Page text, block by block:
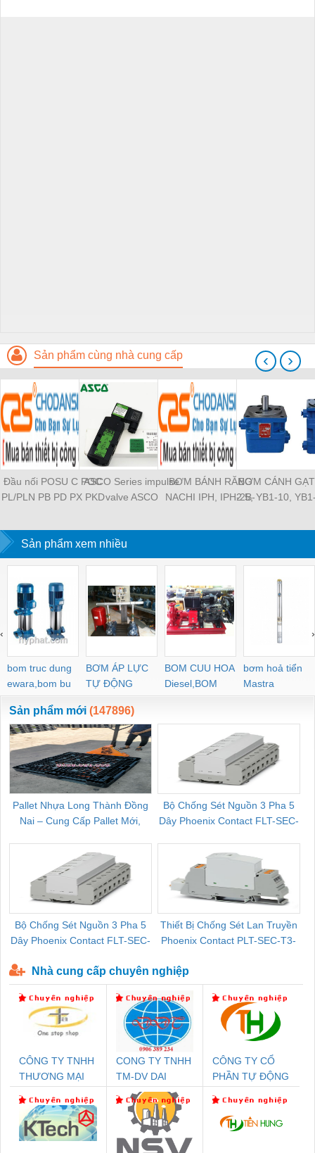
Sản phẩm cùng nhà cung cấp
Đầu nối POSU C POC
PL/PLN PB PD PX PKD
PLF PMF PTL SL SS
SCA SAFS SASF HVFS
HVSF PU PV PE PY
HVFF PLJ PYJ PP PG
PEG PW PGJ PPGJ
PYJW SL-C PC-C
POC-C PL-C
ASCO Series impulse
valve ASCO
SCG353A044 ASCO
SCG353A047 ASCO
SCG353A050 ASCO
SXE353.060
BƠM BÁNH RĂNG
NACHI IPH, IPH-2B-
IPH-2A-5-11, IPH-5A-
IPH-5B-50-LT-11, IPH-
100-L-11, IPH-5A-40-
11
BƠM CÁNH
2.5, YB1-10,
100/16 YB1-
YB1-40/12 YB1-
‹ ›
Sản phẩm xem nhiều
bom truc dung
ewara,bom bu
ewara
BƠM ÁP LỰC
TỰ ĐỘNG
BOM CUU HOA
Diesel,BOM
CHUA CHAY
bơm hoả tiển
Mastra
‹ ›
Sản phẩm mới (147896)
Pallet Nhựa Long Thành Đồng
Nai – Cung Cấp Pallet Mới,
Bộ Chống Sét Nguồn 3 Pha 5
Dây Phoenix Contact FLT-SEC-
Bộ Chống Sét Nguồn 3 Pha 5
Dây Phoenix Contact FLT-SEC-
Thiết Bị Chống Sét Lan Truyền
Phoenix Contact PLT-SEC-T3-
Nhà cung cấp chuyên nghiệp
CÔNG TY TNHH
THƯƠNG MẠI
NAM
CONG TY TNHH
TM-DV DAI
DONG THANH
CÔNG TY CỔ
PHẦN TỰ ĐỘNG